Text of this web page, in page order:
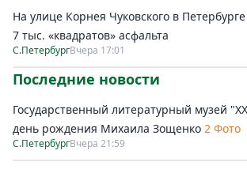
На улице Корнея Чуковского в
7 тыс. «квадратов» асфальта
С.ПетербургВчера 17:01
Последние новости
Государственный литературный музей
день рождения Михаила Зощенко 2 Фото
С.ПетербургВчера 21:59